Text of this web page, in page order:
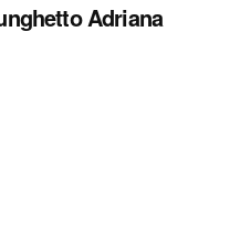
Adriana